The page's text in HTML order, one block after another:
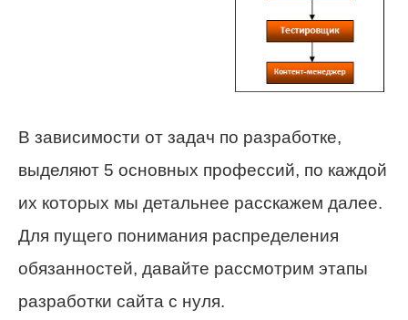
В зависимости от задач по разработке,
выделяют 5 основных профессий, по каждой
их которых мы детальнее расскажем далее.
Для пущего понимания распределения
обязанностей, давайте рассмотрим этапы
разработки сайта с нуля.